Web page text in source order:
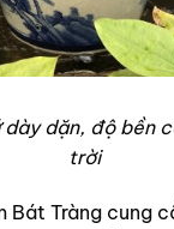
dày dặn, độ bền
trời
Bát Tràng cung